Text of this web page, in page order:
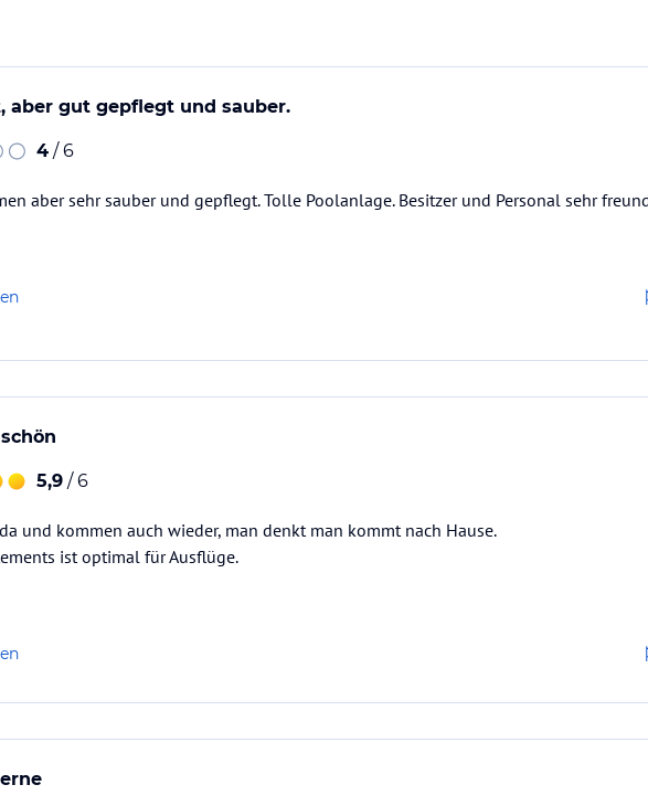
Restaurants mit traditionellen Südtiroler
sowie Gourmetrestaurants.
, Tischtenniss- und einen Kickerraum.
Alle Angaben ohne
die verbindlichen
aber gut gepflegt und sauber.
4 / 6
aber sehr sauber und gepflegt. Tolle Poolanlage. Besitzer und Personal sehr
5,9 / 6
und kommen auch wieder, man denkt man kommt nach Hause.
ist optimal für Ausflüge.